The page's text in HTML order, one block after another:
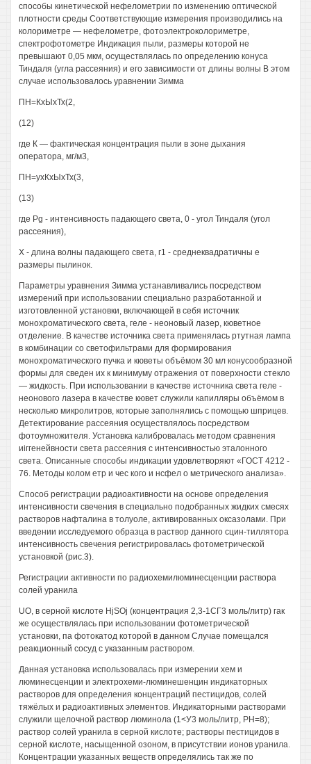
способы кинетической нефелометрии по изменению оптической
плотности среды Соответствующие измерения производились на
колориметре — нефелометре, фотоэлектроколориметре,
спектрофотометре Индикация пыли, размеры которой не
превышают 0,05 мкм, осуществлялась по определению конуса
Тиндаля (угла рассеяния) и его зависимости от длины волны В этом
случае использовалось уравнении Зимма
ПН=КхЫхТх(2,
(12)
где К — фактическая концентрация пыли в зоне дыхания
оператора, мг/м3,
ПН=ухКхЫхТх(3,
(13)
где Pg - интенсивность падающего света, 0 - угол Тиндаля (угол
рассеяния),
X - длина волны падающего света, г1 - среднеквадратичны е
размеры пылинок.
Параметры уравнения Зимма устанавливались посредством
измерений при использовании специально разработанной и
изготовленной установки, включающей в себя источник
монохроматического света, геле - неоновый лазер, кюветное
отделение. В качестве источника света применялась ртутная лампа
в комбинации со светофильтрами для формирования
монохроматического пучка и кюветы объёмом 30 мл конусообразной
формы для сведен их к минимуму отражения от поверхности стекло
— жидкость. При использовании в качестве источника света геле -
неонового лазера в качестве кювет служили капилляры объёмом в
несколько микролитров, которые заполнялись с помощью шприцев.
Детектирование рассеяния осуществлялось посредством
фотоумножителя. Установка калибровалась методом сравнения
иiггенейвности света рассеяния с интенсивностью эталонного
света. Описанные способы индикации удовлетворяют «ГОСТ 4212 -
76. Методы колом етр и чес кого и нсфел о метрического анализа».
Способ регистрации радиоактивности на основе определения
интенсивности свечения в специально подобранных жидких смесях
растворов нафталина в толуоле, активированных оксазолами. При
введении исследуемого образца в раствор данного сцин-тиллятора
интенсивность свечения регистрировалась фотометрической
установкой (рис.3).
Регистрации активности по радиохемилюминесценции раствора
солей уранила
UO, в серной кислоте HjSOj (концентрация 2,3-1СГ3 моль/литр) гак
же осуществлялась при использовании фотометрической
установки, па фотокатод которой в данном Случае помещался
реакционный сосуд с указанным раствором.
Данная установка использовалась при измерении хем и
люминесценции и электрохеми-люминешенцин индикаторных
растворов для определения концентраций пестицидов, солей
тяжёлых и радиоактивных элементов. Индикаторными растворами
служили щелочной раствор люминола (1<У3 моль/литр, РН=8);
раствор солей уранила в серной кислоте; растворы пестицидов в
серной кислоте, насыщенной озоном, в присутствии ионов уранила.
Концентрации указанных веществ определялись так же по